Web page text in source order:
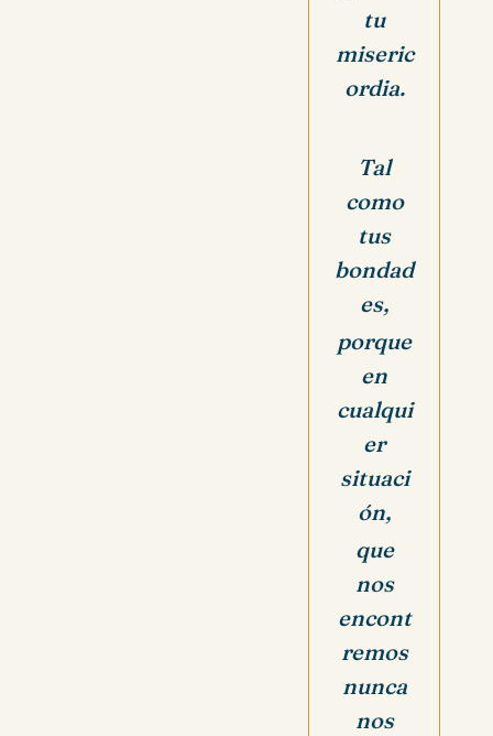
tu
miseric
ordia.
Tal
como
tus
bondad
es,
porque
en
cualqui
er
situaci
ón,
que
nos
encont
remos
nunca
nos